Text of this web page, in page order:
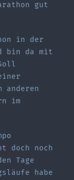
gut
in der
bin da mit
anderen
im
doch noch
Tage
habe